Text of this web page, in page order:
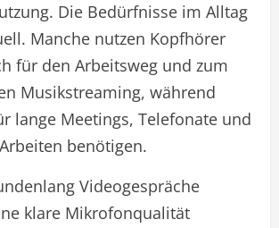
Die Bedürfnisse im Alltag
Manche nutzen Kopfhörer
für den Arbeitsweg und zum
Musikstreaming, während
lange Meetings, Telefonate und
benötigen.
Videogespräche
klare Mikrofonqualität